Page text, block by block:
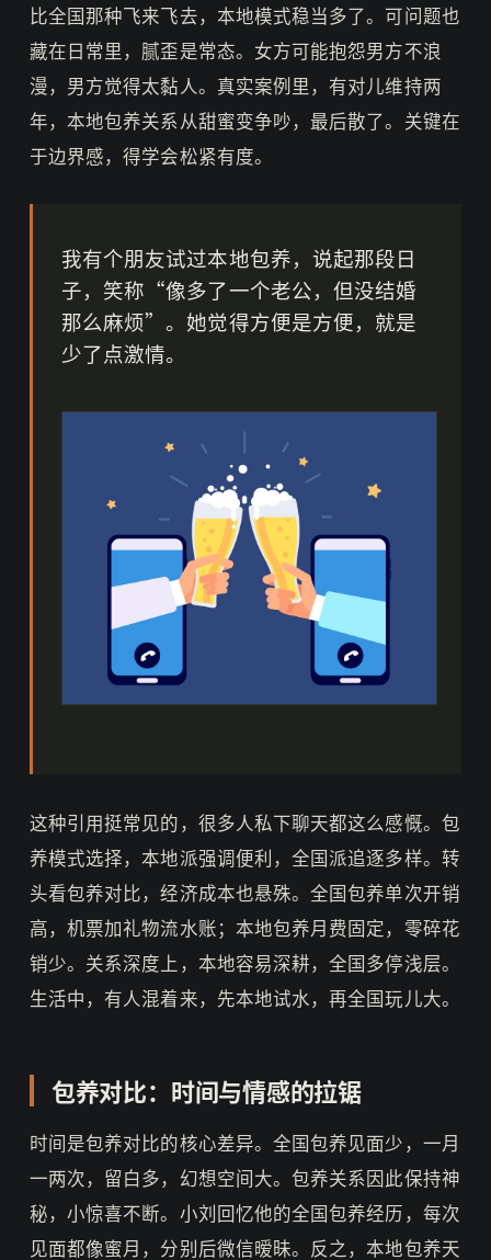
比全国那种飞来飞去，本地模式稳当多了。可问题也
藏在日常里，腻歪是常态。女方可能抱怨男方不浪
漫，男方觉得太黏人。真实案例里，有对儿维持两
年，本地包养关系从甜蜜变争吵，最后散了。关键在
于边界感，得学会松紧有度。
我有个朋友试过本地包养，说起那段日
子，笑称“像多了一个老公，但没结婚
那么麻烦”。她觉得方便是方便，就是
少了点激情。
这种引用挺常见的，很多人私下聊天都这么感慨。包
养模式选择，本地派强调便利，全国派追逐多样。转
头看包养对比，经济成本也悬殊。全国包养单次开销
高，机票加礼物流水账；本地包养月费固定，零碎花
销少。关系深度上，本地容易深耕，全国多停浅层。
生活中，有人混着来，先本地试水，再全国玩儿大。
包养对比：时间与情感的拉锯
时间是包养对比的核心差异。全国包养见面少，一月
一两次，留白多，幻想空间大。包养关系因此保持神
秘，小惊喜不断。小刘回忆他的全国包养经历，每次
见面都像蜜月，分别后微信暧昧。反之，本地包养天